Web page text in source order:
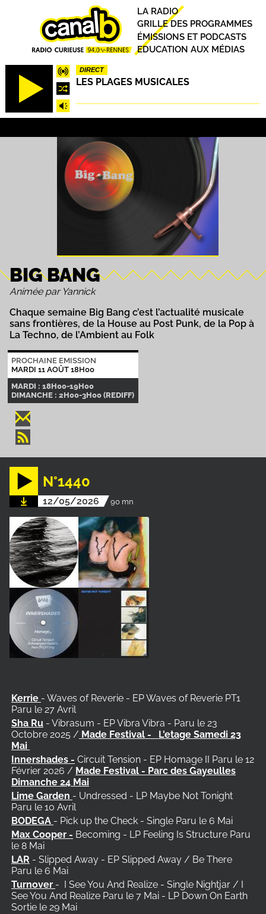
DIRECT
LES PLAGES MUSICALES
Principal
LA RADIO
GRILLE DES PROGRAMMES
ÉMISSIONS ET PODCASTS
EDUCATION AUX MÉDIAS
BIG BANG
Animée par Yannick
Chaque semaine Big Bang c’est l’actualité musicale
sans frontières, de la House au Post Punk, de la Pop à
La Techno, de l’Ambient au Folk
PROCHAINE EMISSION
MARDI 11 AOÛT 18H00
MARDI : 18H00-19H00
DIMANCHE : 2H00-3H00 (REDIFF)
N°1440
12/05/2026 90 mn
Kerrie - Waves of Reverie - EP Waves of Reverie PT1
Paru le 27 Avril
Sha Ru - Vibrasum - EP Vibra Vibra - Paru le 23
Octobre 2025 / Made Festival -
L'etage Samedi 23
Mai
Innershades - Circuit Tension - EP Homage II Paru le 12
Février 2026 / Made Festival - Parc des Gayeulles
Dimanche 24 Mai
Lime Garden - Undressed - LP Maybe Not Tonight
Paru le 10 Avril
BODEGA - Pick up the Check - Single Paru le 6 Mai
Max Cooper - Becoming - LP Feeling Is Structure Paru
le 8 Mai
LAR - Slipped Away - EP Slipped Away / Be There
Paru le 6 Mai
Turnover - I See You And Realize - Single Nightjar / I
See You And Realize Paru le 7 Mai - LP Down On Earth
Sortie le 29 Mai